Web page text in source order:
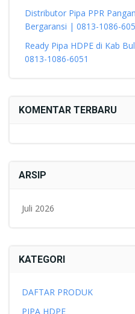
Distributor Pipa PPR
Bergaransi | 0813-1086-
Ready Pipa HDPE di Kab
0813-1086-6051
KOMENTAR TERBARU
ARSIP
Juli 2026
KATEGORI
DAFTAR PRODUK
PIPA HDPE